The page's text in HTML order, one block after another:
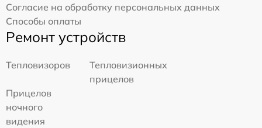
Согласие на обработку персональных данных
Способы оплаты
Ремонт устройств
Тепловизоров
Тепловизионных
прицелов
Прицелов
ночного
видения